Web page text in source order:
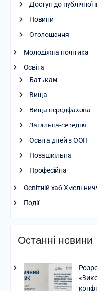
Доступ до публічної
Новини
Оголошення
Молодіжна політика
Освіта
Батькам
Вища
Вища передфахова
Загальна-середня
Освіта дітей з ООП
Позашкільна
Професійна
Освітній хаб
Події
Останні новини